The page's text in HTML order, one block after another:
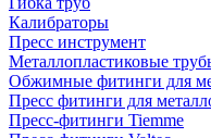
Калибраторы
Пресс инструмент
Металлопластиковые
Обжимные фитинги для
Пресс фитинги для
Пресс-фитинги Tiemme